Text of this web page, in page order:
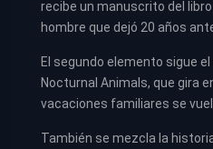
recibe un manuscrito del
hombre que dejó 20 años
El segundo elemento sigue
Nocturnal Animals, que gira
vacaciones familiares se
También se mezcla la